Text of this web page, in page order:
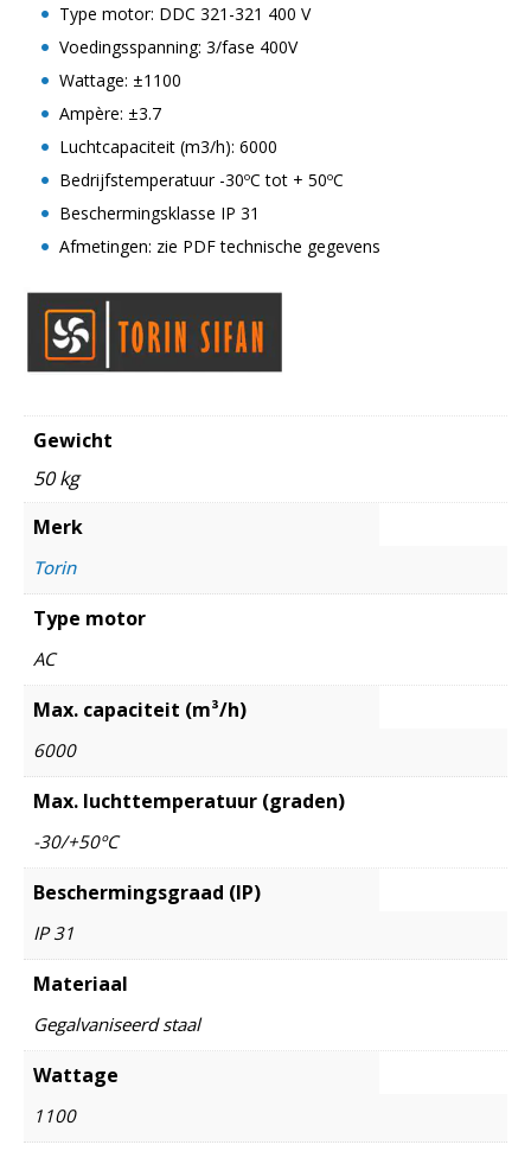
Type motor: DDC 321-321 400 V
Voedingsspanning: 3/fase 400V
Wattage: ±1100
Ampère: ±3.7
Luchtcapaciteit (m3/h): 6000
Bedrijfstemperatuur -30ºC tot + 50ºC
Beschermingsklasse IP 31
Afmetingen: zie PDF technische gegevens
Gewicht
50 kg
Merk
Torin
Type motor
AC
Max. capaciteit (m³/h)
6000
Max. luchttemperatuur (graden)
-30/+50ºC
Beschermingsgraad (IP)
IP 31
Materiaal
Gegalvaniseerd staal
Wattage
1100